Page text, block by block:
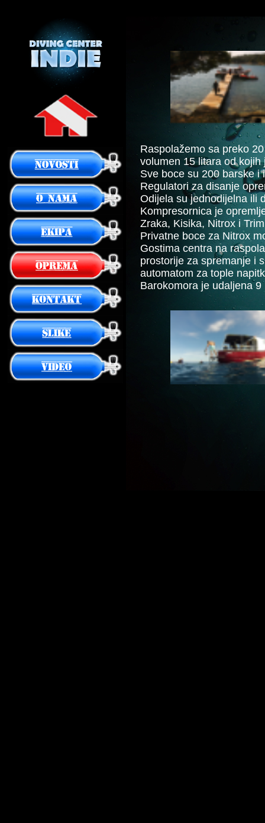
Raspolažemo sa preko
volumen 15 litara od
Sve boce su 200 barske i
Regulatori za disanje
Odijela su jednodijelna ili
Kompresornica je
Zraka, Kisika, Nitrox i
Privatne boce za Nitrox
Gostima centra na
prostorije za spremanje i
automatom za tople
Barokomora je udaljena 9